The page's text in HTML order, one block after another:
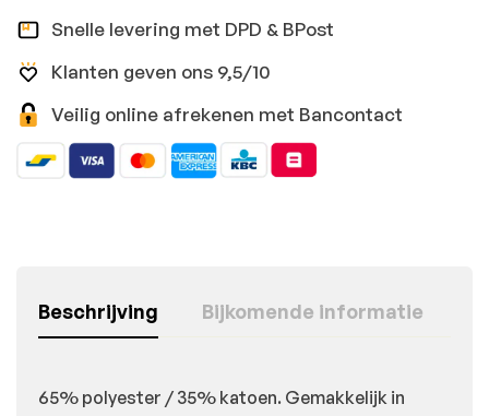
Snelle levering met DPD & BPost
Klanten geven ons 9,5/10
Veilig online afrekenen met Bancontact
Beschrijving Bijkomende informatie
65% polyester / 35% katoen. Gemakkelijk in